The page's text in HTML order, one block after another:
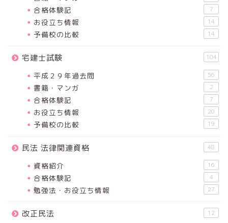
合格体験記 7
お役立ち情報 14
予備校の比較 14
宅建士試験 104
平成２９年過去問 56
書籍・マンガ 2
合格体験記 7
お役立ち情報 20
予備校の比較 19
民法 法律関連資格 48
資格紹介 16
合格体験記 4
勉強法・お役立ち情報 27
改正民法 12